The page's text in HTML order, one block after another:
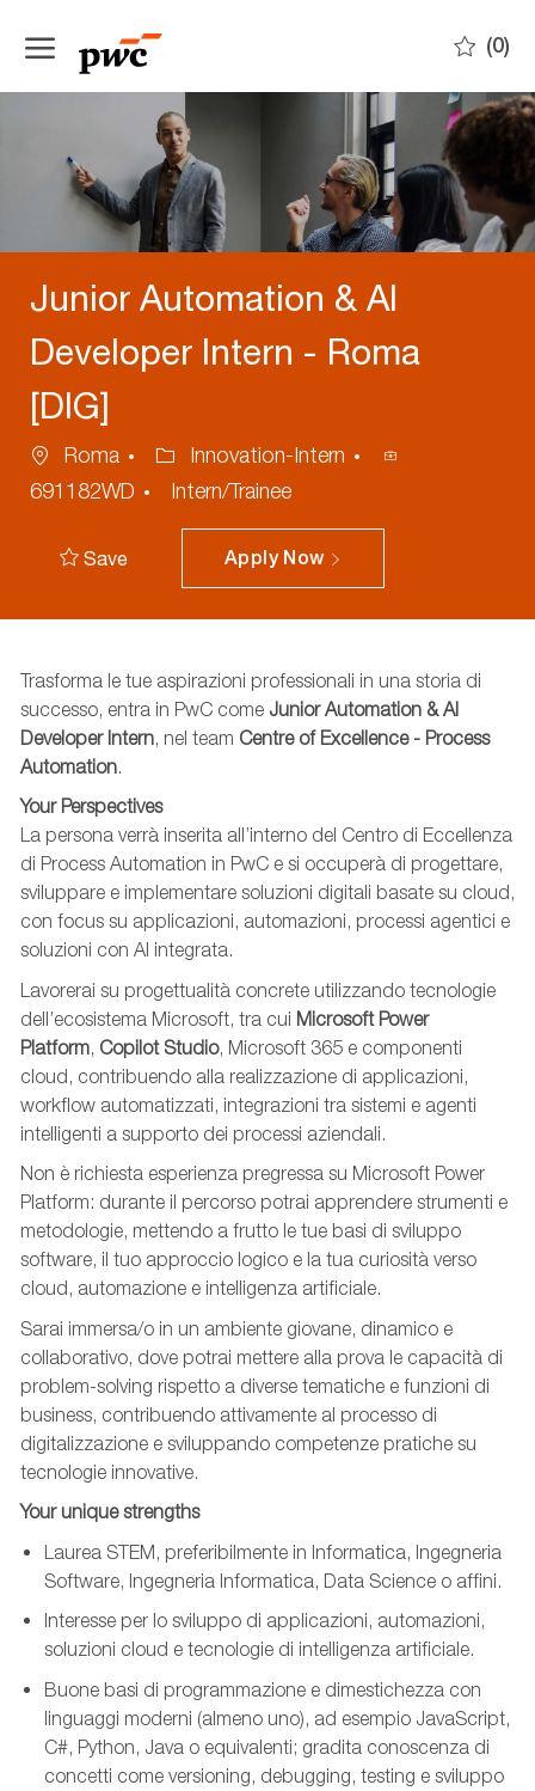
(0)
Junior Automation & AI
Developer Intern - Roma
[DIG]
Location
Roma Category
Innovation-Intern
Process
691182WD Intern/Trainee
Save Apply Now
Trasforma le tue aspirazioni professionali in una storia di
successo, entra in PwC come Junior Automation & AI
Developer Intern, nel team Centre of Excellence - Process
Automation.
Your Perspectives
La persona verrà inserita all’interno del Centro di Eccellenza
di Process Automation in PwC e si occuperà di progettare,
sviluppare e implementare soluzioni digitali basate su cloud,
con focus su applicazioni, automazioni, processi agentici e
soluzioni con AI integrata.
Lavorerai su progettualità concrete utilizzando tecnologie
dell’ecosistema Microsoft, tra cui Microsoft Power
Platform, Copilot Studio, Microsoft 365 e componenti
cloud, contribuendo alla realizzazione di applicazioni,
workflow automatizzati, integrazioni tra sistemi e agenti
intelligenti a supporto dei processi aziendali.
Non è richiesta esperienza pregressa su Microsoft Power
Platform: durante il percorso potrai apprendere strumenti e
metodologie, mettendo a frutto le tue basi di sviluppo
software, il tuo approccio logico e la tua curiosità verso
cloud, automazione e intelligenza artificiale.
Sarai immersa/o in un ambiente giovane, dinamico e
collaborativo, dove potrai mettere alla prova le capacità di
problem-solving rispetto a diverse tematiche e funzioni di
business, contribuendo attivamente al processo di
digitalizzazione e sviluppando competenze pratiche su
tecnologie innovative.
Your unique strengths
Laurea STEM, preferibilmente in Informatica, Ingegneria
Software, Ingegneria Informatica, Data Science o affini.
Interesse per lo sviluppo di applicazioni, automazioni,
soluzioni cloud e tecnologie di intelligenza artificiale.
Buone basi di programmazione e dimestichezza con
linguaggi moderni (almeno uno), ad esempio JavaScript,
C#, Python, Java o equivalenti; gradita conoscenza di
concetti come versioning, debugging, testing e sviluppo